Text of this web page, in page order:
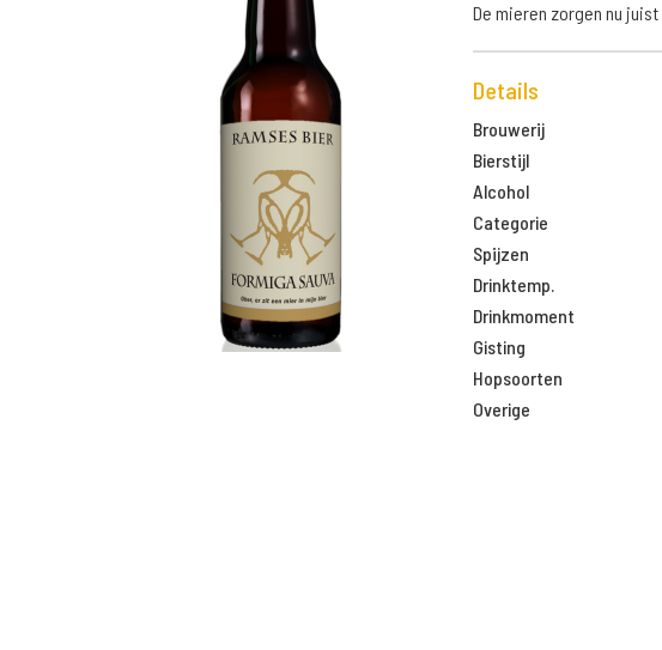
De mieren zorgen nu
Details
Brouwerij
Bierstijl
Alcohol
Categorie
Spijzen
Drinktemp.
Drinkmoment
Gisting
Hopsoorten
Overige